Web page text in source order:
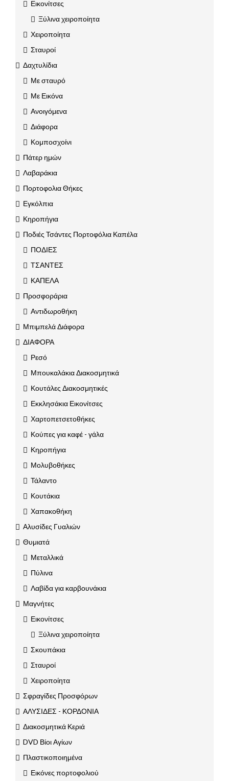
Εικονίτσες
Ξύλινα χειροποίητα
Χειροποίητα
Σταυροί
Δαχτυλίδια
Με σταυρό
Με Εικόνα
Ανοιγόμενα
Διάφορα
Κομποσχοίνι
Πάτερ ημών
Λαβαράκια
Πορτοφολια Θήκες
Εγκόλπια
Κηροπήγια
Ποδιές Τσάντες Πορτοφόλια Καπέλα
ΠΟΔΙΕΣ
ΤΣΑΝΤΕΣ
ΚΑΠΕΛΑ
Προσφοράρια
Αντιδωροθήκη
Μπιμπελά Διάφορα
ΔΙΑΦΟΡΑ
Ρεσό
Μπουκαλάκια Διακοσμητικά
Κουτάλες Διακοσμητικές
Εκκλησάκια Εικονίτσες
Χαρτοπετσετοθήκες
Κούπες για καφέ - γάλα
Κηροπήγια
Μολυβοθήκες
Τάλαντο
Κουτάκια
Χαπακοθήκη
Αλυσίδες Γυαλιών
Θυμιατά
Μεταλλικά
Πύλινα
Λαβίδα για καρβουνάκια
Μαγνήτες
Εικονίτσες
Ξύλινα χειροποίητα
Σκουπάκια
Σταυροί
Χειροποίητα
Σφραγίδες Προσφόρων
ΑΛΥΣΙΔΕΣ - ΚΟΡΔΟΝΙΑ
Διακοσμητικά Κεριά
DVD Βίοι Αγίων
Πλαστικοποιημένα
Εικόνες πορτοφολιού